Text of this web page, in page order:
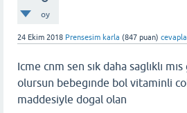
oy
24 Ekim 2018 Prensesim karla (847 puan)
Icme cnm sen sık daha saglıklı
olursun bebegınde bol vitaminli
maddesiyle dogal olan